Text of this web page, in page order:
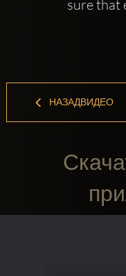
sure that
НАЗАДВИДЕО